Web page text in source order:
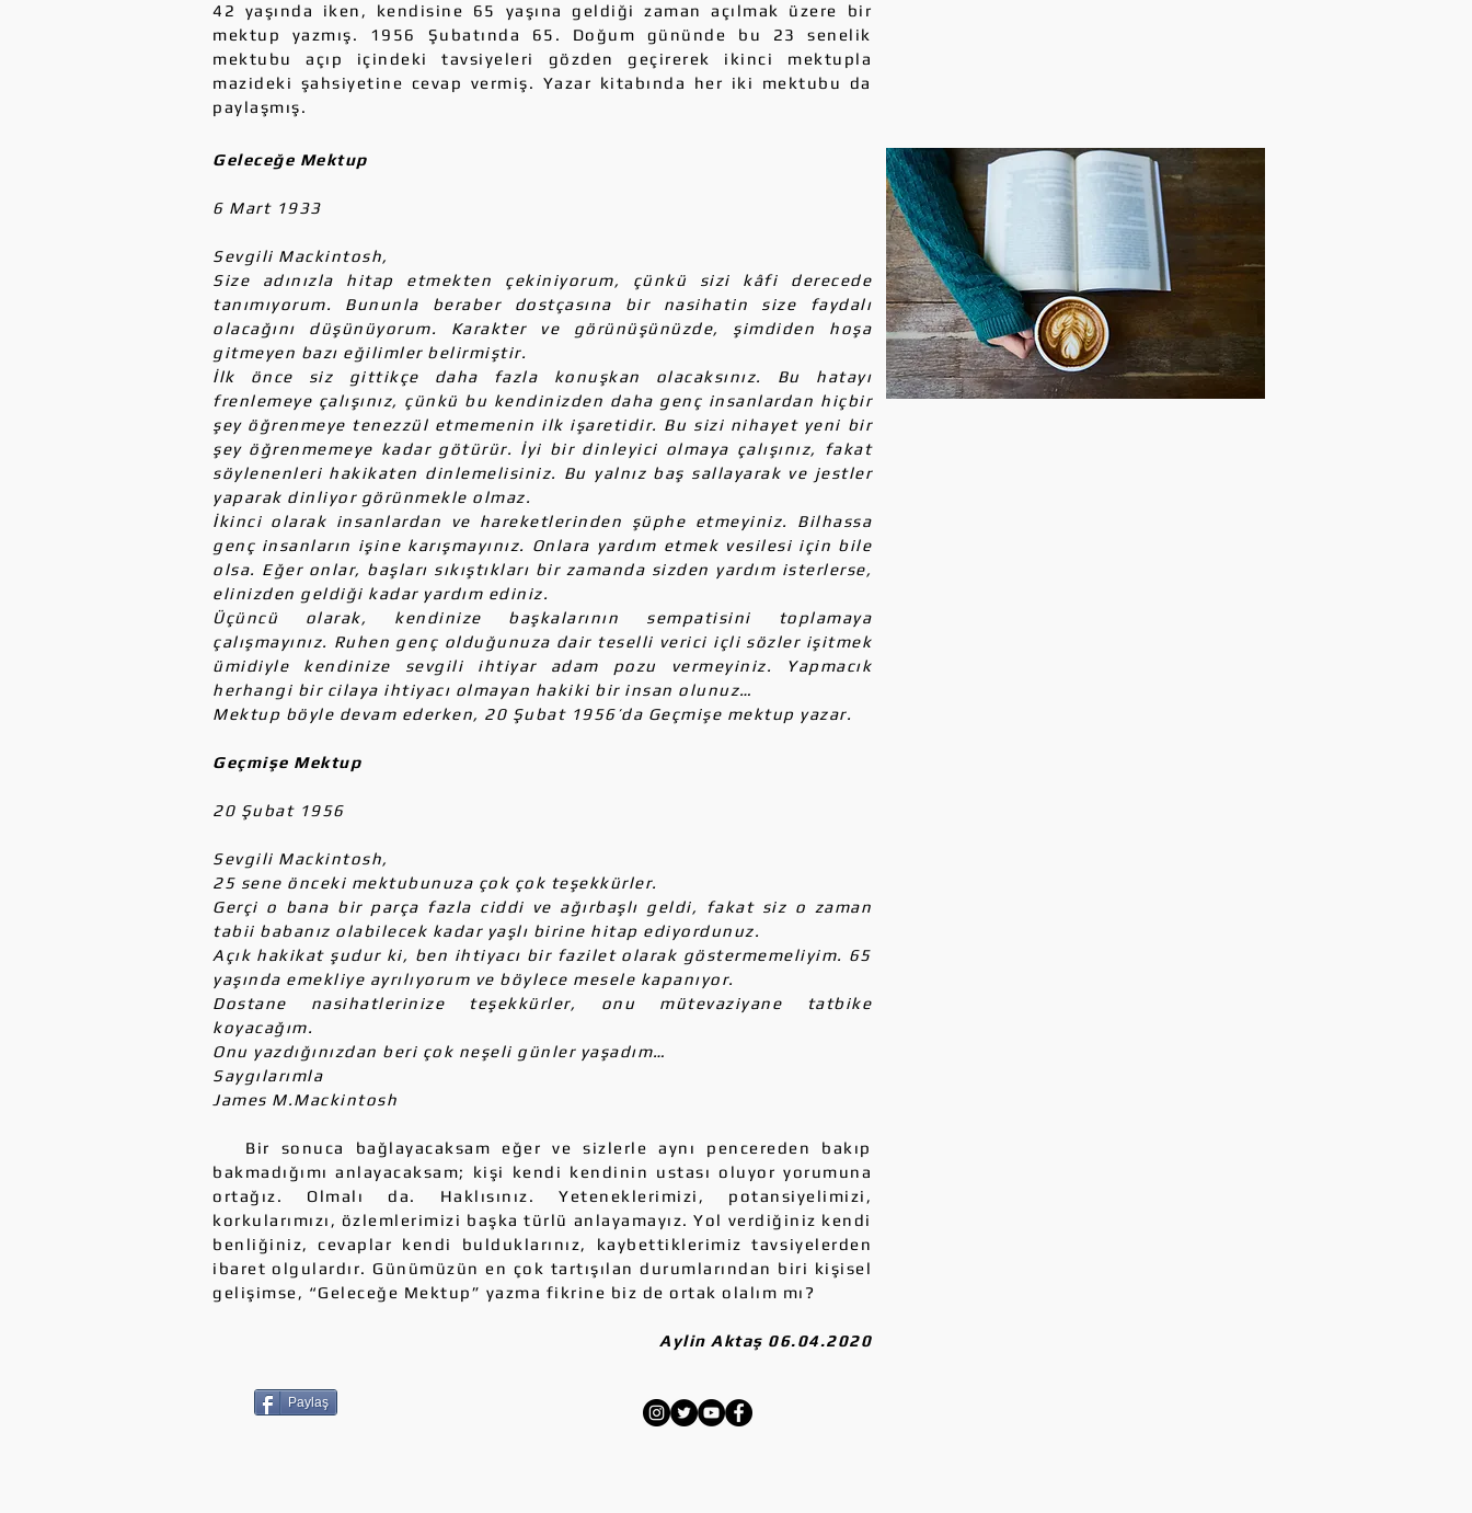
42 yaşında iken, kendisine 65 yaşına geldiği zaman açılmak üzere bir
mektup yazmış. 1956 Şubatında 65. Doğum gününde bu 23 senelik
mektubu açıp içindeki tavsiyeleri gözden geçirerek ikinci mektupla
mazideki şahsiyetine cevap vermiş. Yazar kitabında her iki mektubu da
paylaşmış.
Geleceğe Mektup
6 Mart 1933
Sevgili Mackintosh,
Size adınızla hitap etmekten çekiniyorum, çünkü sizi kâfi derecede
tanımıyorum. Bununla beraber dostçasına bir nasihatin size faydalı
olacağını düşünüyorum. Karakter ve görünüşünüzde, şimdiden hoşa
gitmeyen bazı eğilimler belirmiştir.
İlk önce siz gittikçe daha fazla konuşkan olacaksınız. Bu hatayı
frenlemeye çalışınız, çünkü bu kendinizden daha genç insanlardan hiçbir
şey öğrenmeye tenezzül etmemenin ilk işaretidir. Bu sizi nihayet yeni bir
şey öğrenmemeye kadar götürür. İyi bir dinleyici olmaya çalışınız, fakat
söylenenleri hakikaten dinlemelisiniz. Bu yalnız baş sallayarak ve jestler
yaparak dinliyor görünmekle olmaz.
İkinci olarak insanlardan ve hareketlerinden şüphe etmeyiniz. Bilhassa
genç insanların işine karışmayınız. Onlara yardım etmek vesilesi için bile
olsa. Eğer onlar, başları sıkıştıkları bir zamanda sizden yardım isterlerse,
elinizden geldiği kadar yardım ediniz.
Üçüncü olarak, kendinize başkalarının sempatisini toplamaya
çalışmayınız. Ruhen genç olduğunuza dair teselli verici içli sözler işitmek
ümidiyle kendinize sevgili ihtiyar adam pozu vermeyiniz. Yapmacık
herhangi bir cilaya ihtiyacı olmayan hakiki bir insan olunuz…
Mektup böyle devam ederken, 20 Şubat 1956’da Geçmişe mektup yazar.
Geçmişe Mektup
20 Şubat 1956
Sevgili Mackintosh,
25 sene önceki mektubunuza çok çok teşekkürler.
Gerçi o bana bir parça fazla ciddi ve ağırbaşlı geldi, fakat siz o zaman
tabii babanız olabilecek kadar yaşlı birine hitap ediyordunuz.
Açık hakikat şudur ki, ben ihtiyacı bir fazilet olarak göstermemeliyim. 65
yaşında emekliye ayrılıyorum ve böylece mesele kapanıyor.
Dostane nasihatlerinize teşekkürler, onu mütevaziyane tatbike
koyacağım.
Onu yazdığınızdan beri çok neşeli günler yaşadım…
Saygılarımla
James M.Mackintosh
Bir sonuca bağlayacaksam eğer ve sizlerle aynı pencereden bakıp
bakmadığımı anlayacaksam; kişi kendi kendinin ustası oluyor yorumuna
ortağız. Olmalı da. Haklısınız. Yeteneklerimizi, potansiyelimizi,
korkularımızı, özlemlerimizi başka türlü anlayamayız. Yol verdiğiniz kendi
benliğiniz, cevaplar kendi bulduklarınız, kaybettiklerimiz tavsiyelerden
ibaret olgulardır. Günümüzün en çok tartışılan durumlarından biri kişisel
gelişimse, “Geleceğe Mektup” yazma fikrine biz de ortak olalım mı?
Aylin Aktaş 06.04.2020
Paylaş